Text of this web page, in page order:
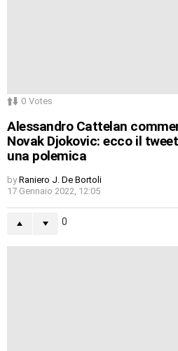
0 Votes
Alessandro Cattelan
Novak Djokovic: ecco il
una polemica
by Raniero J. De Bortoli
17 Gennaio 2022, 12:05
0